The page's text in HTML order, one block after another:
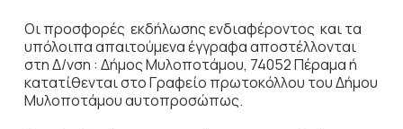
Οι προσφορές εκδήλωσης ενδιαφέροντος και τα
υπόλοιπα απαιτούμενα έγγραφα αποστέλλονται
στη Δ/νση : Δήμος Μυλοποτάμου, 74052 Πέραμα ή
κατατίθενται στο Γραφείο πρωτοκόλλου του Δήμου
Μυλοποτάμου αυτοπροσώπως.